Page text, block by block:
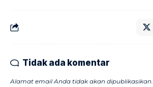
Tidak ada komentar
Alamat email Anda tidak akan dipublikasikan.